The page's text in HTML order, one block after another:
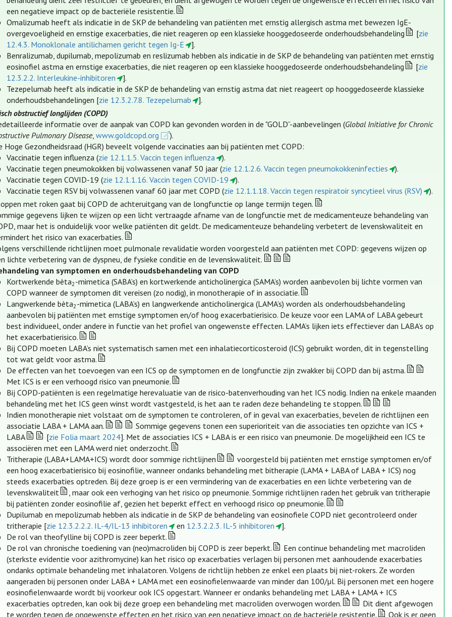
een negatieve impact op de bacteriële resistentie.
Omalizumab heeft als indicatie in de SKP de behandeling van patiënten met ernstig allergisch astma met bewezen IgE-
overgevoeligheid en ernstige exacerbaties, die niet reageren op een klassieke hooggedoseerde onderhoudsbehandeling
[zie
12.4.3. Monoklonale antilichamen gericht tegen Ig-E
].
Benralizumab, dupilumab, mepolizumab en reslizumab hebben als indicatie in de SKP de behandeling van patiënten met ernstig
eosinofiel astma en ernstige exacerbaties, die niet reageren op een klassieke hooggedoseerde onderhoudsbehandeling
[zie
12.3.2.2. Interleukine-inhibitoren
].
Tezepelumab heeft als indicatie in de SKP de behandeling van ernstig astma dat niet reageert op hooggedoseerde klassieke
onderhoudsbehandelingen [zie 12.3.2.7.8. Tezepelumab
].
obstructief longlijden (COPD)
informatie over de aanpak van COPD kan gevonden worden in de "GOLD”-aanbevelingen (Global Initiative for Chronic
Pulmonary Disease,www.goldcopd.org
).
Hoge Gezondheidsraad (HGR) beveelt volgende vaccinaties aan bij patiënten met COPD:
Vaccinatie tegen influenza (zie 12.1.1.5. Vaccin tegen influenza
).
Vaccinatie tegen pneumokokken bij volwassenen vanaf 50 jaar (zie 12.1.2.6. Vaccin tegen pneumokokkeninfecties
).
Vaccinatie tegen COVID-19 (zie 12.1.1.16. Vaccin tegen COVID-19
).
Vaccinatie tegen RSV bij volwassenen vanaf 60 jaar met COPD (zie 12.1.1.18. Vaccin tegen respiratoir syncytieel virus (RSV)
).
met roken gaat bij COPD de achteruitgang van de longfunctie op lange termijn tegen.
gegevens lijken te wijzen op een licht vertraagde afname van de longfunctie met de medicamenteuze behandeling van
maar het is onduidelijk voor welke patiënten dit geldt. De medicamenteuze behandeling verbetert de levenskwaliteit en
het risico van exacerbaties.
verschillende richtlijnen moet pulmonale revalidatie worden voorgesteld aan patiënten met COPD: gegevens wijzen op
lichte verbetering van de dyspneu, de fysieke conditie en de levenskwaliteit.
van symptomen en onderhoudsbehandeling van COPD
Kortwerkende bèta2-mimetica (SABA’s) en kortwerkende anticholinergica (SAMA’s) worden aanbevolen bij lichte vormen van
COPD wanneer de symptomen dit vereisen (zo nodig), in monotherapie of in associatie.
Langwerkende bèta2-mimetica (LABA’s) en langwerkende anticholinergica (LAMA’s) worden als onderhoudsbehandeling
aanbevolen bij patiënten met ernstige symptomen en/of hoog exacerbatierisico. De keuze voor een LAMA of LABA gebeurt
best individueel, onder andere in functie van het profiel van ongewenste effecten. LAMA’s lijken iets effectiever dan LABA’s op
het exacerbatierisico.
Bij COPD moeten LABA’s niet systematisch samen met een inhalatiecorticosteroïd (ICS) gebruikt worden, dit in tegenstelling
tot wat geldt voor astma.
De effecten van het toevoegen van een ICS op de symptomen en de longfunctie zijn zwakker bij COPD dan bij astma.
Met ICS is er een verhoogd risico van pneumonie.
Bij COPD-patiënten is een regelmatige herevaluatie van de risico-batenverhouding van het ICS nodig. Indien na enkele maanden
behandeling met het ICS geen winst wordt vastgesteld, is het aan te raden deze behandeling te stoppen.
Indien monotherapie niet volstaat om de symptomen te controleren, of in geval van exacerbaties, bevelen de richtlijnen een
associatie LABA + LAMA aan.
Sommige gegevens tonen een superioriteit van die associaties ten opzichte van ICS +
LABA
[zie Folia maart 2024]. Met de associaties ICS + LABA is er een risico van pneumonie. De mogelijkheid een ICS te
associëren met een LAMA werd niet onderzocht.
Tritherapie (LABA+LAMA+ICS) wordt door sommige richtlijnen
voorgesteld bij patiënten met ernstige symptomen en/of
een hoog exacerbatierisico bij eosinofilie, wanneer ondanks behandeling met bitherapie (LAMA + LABA of LABA + ICS) nog
steeds exacerbaties optreden. Bij deze groep is er een vermindering van de exacerbaties en een lichte verbetering van de
levenskwaliteit
, maar ook een verhoging van het risico op pneumonie. Sommige richtlijnen raden het gebruik van tritherapie
bij patiënten zonder eosinofilie af, gezien het beperkt effect en verhoogd risico op pneumonie.
Dupilumab en mepolizumab hebben als indicatie in de SKP de behandeling van eosinofiele COPD niet gecontroleerd onder
tritherapie [zie 12.3.2.2.2. IL-4/IL-13 inhibitoren en 12.3.2.2.3. IL-5 inhibitoren
].
De rol van theofylline bij COPD is zeer beperkt.
De rol van chronische toediening van (neo)macroliden bij COPD is zeer beperkt.
Een continue behandeling met macroliden
(sterkste evidentie voor azithromycine) kan het risico op exacerbaties verlagen bij personen met aanhoudende exacerbaties
ondanks optimale behandeling met inhalatoren. Volgens de richtlijn hebben ze enkel een plaats bij niet-rokers. Ze worden
aangeraden bij personen onder LABA + LAMA met een eosinofielenwaarde van minder dan 100/µl. Bij personen met een hogere
eosinofielenwaarde wordt bij voorkeur ook ICS opgestart. Wanneer er ondanks behandeling met LABA + LAMA + ICS
exacerbaties optreden, kan ook bij deze groep een behandeling met macroliden overwogen worden.
Dit dient afgewogen
te worden tegen de ongewenste effecten en het risico van een negatieve impact op de bacteriële resistentie.
Ook is er geen